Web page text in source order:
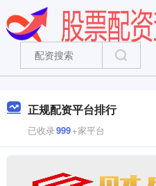
正规配资平台排行
已收录999+家平台